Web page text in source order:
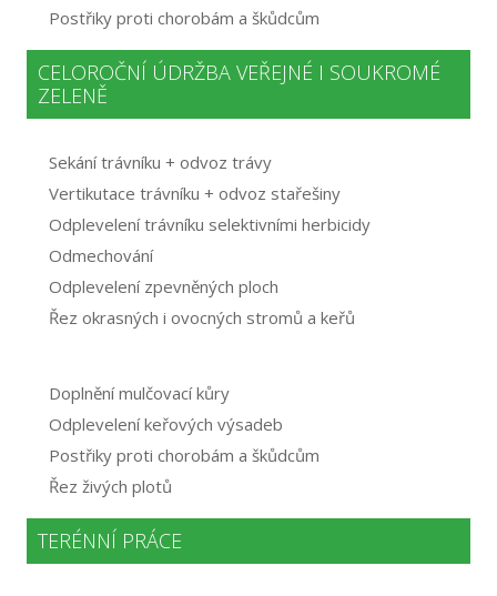
Postřiky proti chorobám a škůdcům
CELOROČNÍ ÚDRŽBA VEŘEJNÉ I SOUKROMÉ
ZELENĚ
Sekání trávníku + odvoz trávy
Vertikutace trávníku + odvoz stařešiny
Odplevelení trávníku selektivními herbicidy
Odmechování
Odplevelení zpevněných ploch
Řez okrasných i ovocných stromů a keřů
Doplnění mulčovací kůry
Odplevelení keřových výsadeb
Postřiky proti chorobám a škůdcům
Řez živých plotů
TERÉNNÍ PRÁCE